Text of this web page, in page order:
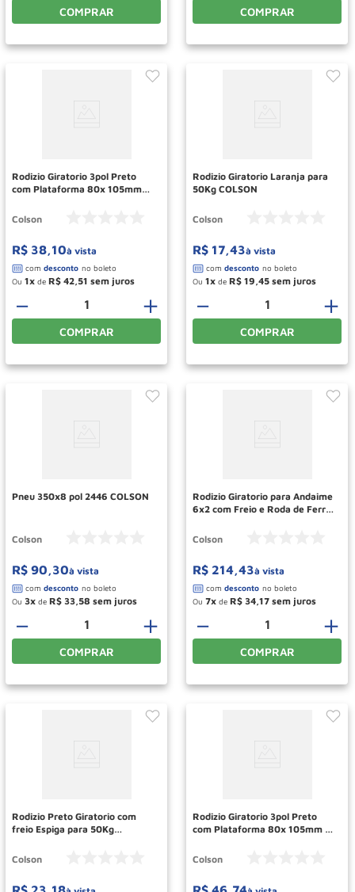
COMPRAR COMPRAR
Rodizio Giratorio 3pol Preto
com Plataforma 80x 105mm
Colson
R$ 38,10à vista
Ou 1 de R$ 42 51
＋
－
COMPRAR
Rodizio Giratorio Laranja para
50Kg COLSON
Colson
R$ 17,43à vista
Ou 1 de R$ 19 45
＋
－
COMPRAR
Pneu 350x8 pol 2446 COLSON
Colson
R$ 90,30à vista
Ou 3 de R$ 33 58
＋
－
COMPRAR
Rodizio Giratorio para Andaime
6x2 com Freio e Roda de Ferro
COLSON
Colson
R$ 214,43à vista
Ou 7 de R$ 34 17
＋
－
COMPRAR
Rodizio Preto Giratorio com
freio Espiga para 50Kg
Colson
Rodizio Giratorio 3pol Preto
com Plataforma 80x 105mm e
Colson